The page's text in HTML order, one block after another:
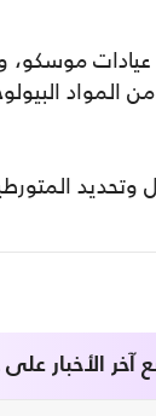
عيادات
المواد
آخر الأخبار